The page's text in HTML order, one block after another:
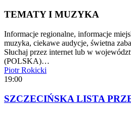
TEMATY I MUZYKA
Informacje regionalne, informacje
muzyka, ciekawe audycje, świetna
Słuchaj przez internet lub w
(POLSKA)…
Piotr Rokicki
19:00
SZCZECIŃSKA LISTA